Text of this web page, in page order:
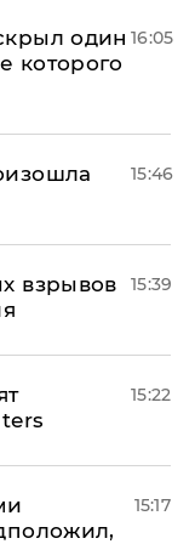
один
которого
16:05
15:46
взрывов
15:39
15:22
15:17